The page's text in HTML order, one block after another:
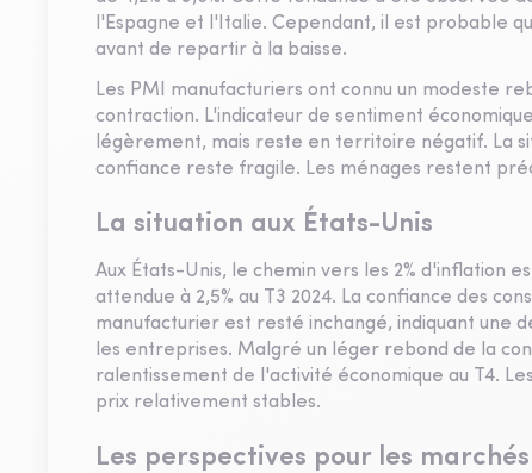
l'Espagne et l'Italie. Cependant, il est probable
avant de repartir à la baisse.
Les PMI manufacturiers ont connu un modeste
contraction. L'indicateur de sentiment
légèrement, mais reste en territoire négatif. La
confiance reste fragile. Les ménages restent
La situation aux États-Unis
Aux États-Unis, le chemin vers les 2% d'inflation
attendue à 2,5% au T3 2024. La confiance des
manufacturier est resté inchangé, indiquant une
les entreprises. Malgré un léger rebond de la
ralentissement de l'activité économique au T4.
prix relativement stables.
Les perspectives pour les